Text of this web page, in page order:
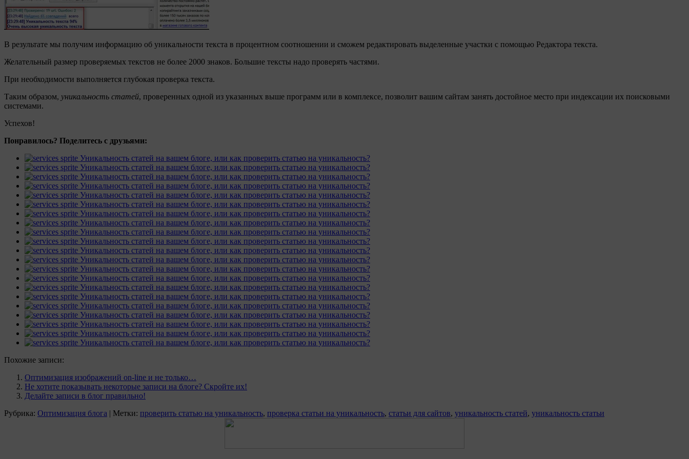
В результате мы получим информацию об уникальности текста в процентном соотношении и сможем редактировать выделенные участки с помощью Редактора текста.
Желательный размер проверяемых текстов не более 2000 знаков. Большие тексты надо проверять частями.
При необходимости выполняется глубокая проверка текста.
Таким образом, уникальность статей, проверенных одной из указанных выше программ или в комплексе, позволит вашим сайтам занять достойное место при индексации их поисковыми
системами.
Успехов!
Понравилось? Поделитесь с друзьями:
Похожие записи:
Оптимизация изображений on-line и не только…
Не хотите показывать некоторые записи на блоге? Скройте их!
Делайте записи в блог правильно!
Рубрика: Оптимизация блога | Метки: проверить статью на уникальность, проверка статьи на уникальность, статьи для сайтов, уникальность статей, уникальность статьи